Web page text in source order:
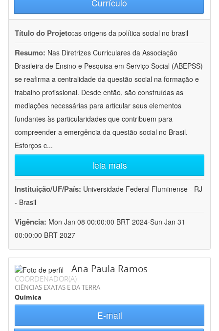
Currículo
Título do Projeto:as origens da política social no brasil
Resumo: Nas Diretrizes Curriculares da Associação
Brasileira de Ensino e Pesquisa em Serviço Social (ABEPSS)
se reafirma a centralidade da questão social na formação e
trabalho profissional. Desde então, são construídas as
mediações necessárias para articular seus elementos
fundantes às particularidades que contribuem para
compreender a emergência da questão social no Brasil.
Esforços c...
leia mais
Instituição/UF/País: Universidade Federal Fluminense - RJ
- Brasil
Vigência: Mon Jan 08 00:00:00 BRT 2024-Sun Jan 31
00:00:00 BRT 2027
Ana Paula Ramos
COORDENADOR(A)
CIÊNCIAS EXATAS E DA TERRA
Química
E-mail